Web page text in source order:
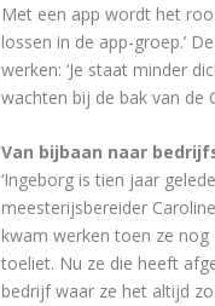
Met een app wordt het
lossen in de app-groep.’
werken: ‘Je staat minder
wachten bij de bak van de
Van bijbaan naar
‘Ingeborg is tien jaar
meesterijsbereider
kwam werken toen ze
toeliet. Nu ze die heeft
bedrijf waar ze het altijd